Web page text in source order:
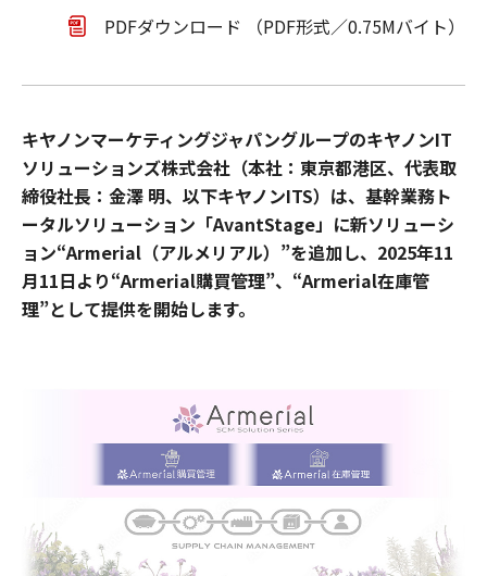
PDFダウンロード （PDF形式／0.75Mバイト）
キヤノンマーケティングジャパングループのキヤノンIT
ソリューションズ株式会社（本社：東京都港区、代表取
締役社長：金澤 明、以下キヤノンITS）は、基幹業務ト
ータルソリューション「AvantStage」に新ソリューシ
ョン“Armerial（アルメリアル）”を追加し、2025年11
月11日より“Armerial購買管理”、“Armerial在庫管
理”として提供を開始します。